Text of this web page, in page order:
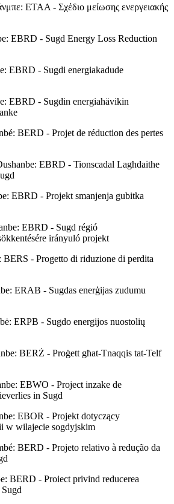
ΕΤΑΑ - Σχέδιο μείωσης ενεργειακής
EBRD - Sugd Energy Loss Reduction
EBRD - Sugdi energiakadude
EBRD - Sugdin energiahävikin
BERD - Projet de réduction des pertes
EBRD - Tionscadal Laghdaithe
EBRD - Projekt smanjenja gubitka
EBRD - Sugd régió
irányuló projekt
BERS - Progetto di riduzione di perdita
ERAB - Sugdas enerģijas zudumu
ERPB - Sugdo energijos nuostolių
BERŻ - Proġett għat-Tnaqqis tat-Telf
EBWO - Project inzake de
in Sugd
EBOR - Projekt dotyczący
w wilajecie sogdyjskim
BERD - Projeto relativo à redução da
BERD - Proiect privind reducerea